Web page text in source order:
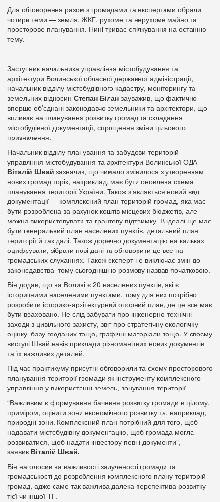
Для обговорення разом з громадами та експертами обрали
чотири теми — земля, ЖКГ, рухоме та нерухоме майно та
просторове планування. Нині триває спілкування на останню
тему.
Заступник начальника управління містобудування та
архітектури Волинської обласної державної адміністрації,
начальник відділу містобудівного кадастру, моніторингу та
земельних відносин Степан Білан зауважив, що фактично
вперше об’єднані законодавчо земельники та архітектори, що
впливає на планування розвитку громад та складання
містобудівної документації, спрощення зміни цільового
призначення.
Начальник відділу планування та забудови територій
управління містобудування та архітектури Волинської ОДА
Віталій Швай зазначив, що чимало змінилося з утворенням
нових громад торік, наприклад, має бути оновлена схема
планування території України. Також з’являється новий вид
документації — комплексний план територій громад, яка має
бути розроблена за рахунок коштів місцевих бюджетів, але
можна використовувати та грантову підтримку. В ідеалі ще має
бути генеральний план населених пунктів, детальний план
території й так далі. Також доречно документацію на кальках
оцифрувати, зібрати нові дані та обговорити це все на
громадських слуханнях. Також експерт не виключає змін до
законодавства, тому сьогоднішню розмову назвав початковою.
Він додав, що на Волині є 20 населених пунктів, які є
історичними населеними пунктами, тому для них потрібно
розробити історико-архітектурний опорний план, де це все має
бути враховано. Не слід забувати про інженерно-технічні
заходи з цивільного захисту, звіт про стратегічну екологічну
оцінку, базу геоданих тощо, графічні матеріали тощо. У своєму
виступі Швай навів приклади різноманітних нових документів
та їх важливих деталей.
Під час практикуму присутні обговорили та схему просторового
планування території громади як інструменту комплексного
управління у використанні земель, зонування території.
“Важливим є формування бачення розвитку громади в цілому,
приміром, оцінити зони економічного розвитку та, наприклад,
природні зони. Комплексний план потрібний для того, щоб
надавати містобудівну документацію, щоб громада могла
розвиватися, щоб надати інвестору певні документи”, —
заявив Віталій Швай.
Він наголосив на важливості залученості громади та
громадськості до розроблення комплексного плану територій
громад, адже саме так важлива далека перспектива розвитку
тієї чи іншої ТГ.